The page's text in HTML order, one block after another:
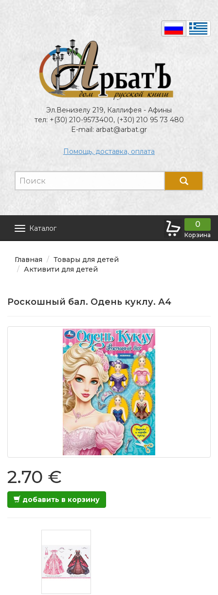
Эл.Венизелу 219, Каллифея - Афины
тел: +(30) 210-9573400, (+30) 210 95 73 480
E-mail: arbat@arbat.gr
Помощь, доставка, оплата
Каталог 0
Корзина
Главная
Товары для детей
Активити для детей
Роскошный бал. Одень куклу. А4
2.70 €
добавить в корзину